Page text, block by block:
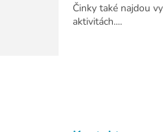
Činky také najdou
aktivitách....